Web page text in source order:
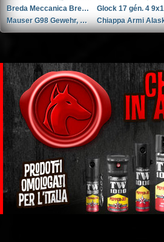
Breda Meccanica Bresciana (BMB) BREN Mk II .30-06 Springfield
Mauser G98 Gewehr, Kaliber 8x57 JS